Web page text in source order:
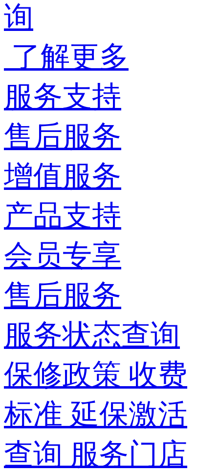
询
了解更多
服务支持
售后服务
增值服务
产品支持
会员专享
售后服务
服务状态查询
保修政策 收费
标准 延保激活
查询 服务门店